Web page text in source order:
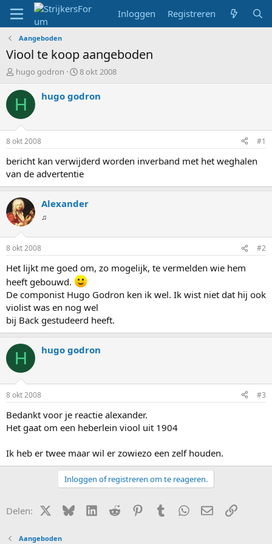
Inloggen Registreren
Aangeboden
Viool te koop aangeboden
T
p
s
t
a
r
e
hugo godron
S
a
t
u
m
8 okt 2008
H hugo godron
8 okt 2008 #1
bericht kan verwijderd worden inverband met het weghalen
van de advertentie
Alexander
♫
8 okt 2008 #2
Het lijkt me goed om, zo mogelijk, te vermelden wie hem
heeft gebouwd.
De componist Hugo Godron ken ik wel. Ik wist niet dat hij ook
violist was en nog wel
bij Back gestudeerd heeft.
H hugo godron
8 okt 2008 #3
Bedankt voor je reactie alexander.
Het gaat om een heberlein viool uit 1904
Ik heb er twee maar wil er zowiezo een zelf houden.
Inloggen of registreren om te reageren.
Delen: X (Twitter)
BlueskyLinkedIn
Reddit PinterestTumblr WhatsApp
E-mailLink
Aangeboden